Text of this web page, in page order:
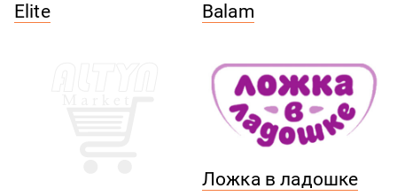
Elite Balam
Ложка в ладошке